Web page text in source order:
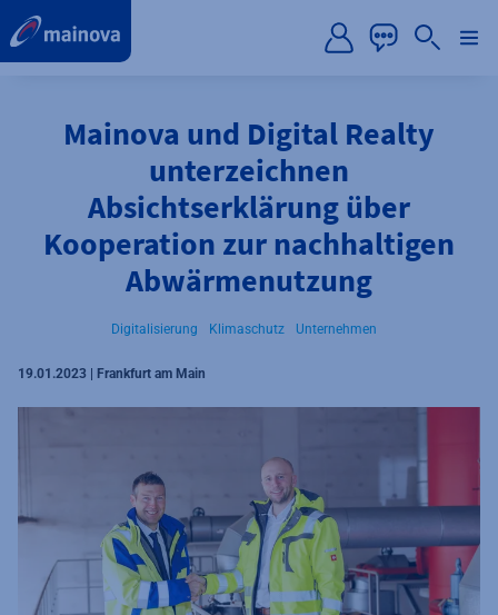
Mainova und Digital Realty
unterzeichnen
Absichtserklärung über
Kooperation zur nachhaltigen
Abwärmenutzung
Digitalisierung Klimaschutz Unternehmen
19.01.2023 | Frankfurt am Main